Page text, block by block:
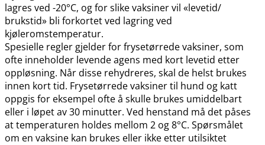
lagres ved -20°C, og for slike vaksiner vil «levetid​/​
brukstid» bli forkortet ved lagring ved
kjøleromstemperatur.
Spesielle regler gjelder for frysetørrede vaksiner, som
ofte inneholder levende agens med kort levetid etter
oppløsning. Når disse rehydreres, skal de helst brukes
innen kort tid. Frysetørrede vaksiner til hund og katt
oppgis for eksempel ofte å skulle brukes umiddelbart
eller i løpet av 30 minutter. Ved henstand må det påses
at temperaturen holdes mellom 2 og 8°C. Spørsmålet
om en vaksine kan brukes eller ikke etter utilsiktet